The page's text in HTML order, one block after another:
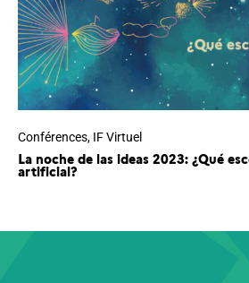
Conférences, IF Virtuel
La noche de las ideas 2023: ¿Qué
artificial?